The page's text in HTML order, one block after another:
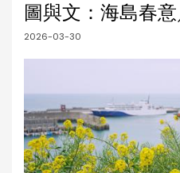
圖與文：海島春
2026-03-30